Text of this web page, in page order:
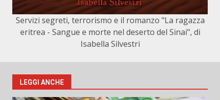
Servizi segreti, terrorismo e il romanzo "La ragazza
eritrea - Sangue e morte nel deserto del Sinai", di
Isabella Silvestri
LEGGI ANCHE